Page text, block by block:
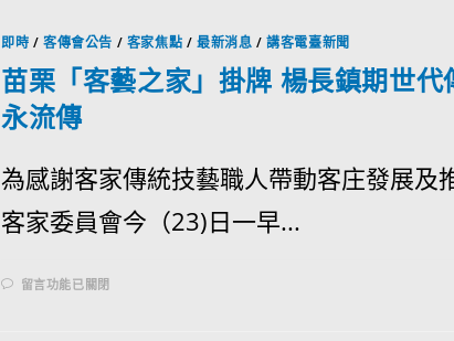
即時 /客傳會公告 / 客家焦點 /最新消息 /講客電臺新聞
苗栗「客藝之家」掛牌 楊長鎮期世
永流傳
為感謝客家傳統技藝職人帶動客庄發展及
客家委員會今（23)日一早...
留言功能已關閉